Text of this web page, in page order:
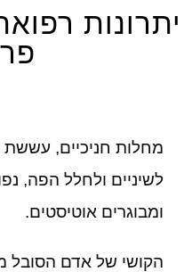
יתרונות
מחלות חניכיים, עששת
לשיניים ולחלל הפה,
ומבוגרים אוטיסטים.
הקושי של אדם הסובל